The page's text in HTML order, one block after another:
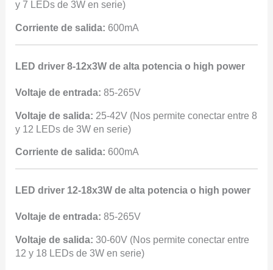
y 7 LEDs de 3W en serie)
Corriente de salida: 600mA
LED driver 8-12x3W de alta potencia o high power
Voltaje de entrada: 85-265V
Voltaje de salida: 25-42V (Nos permite conectar entre 8
y 12 LEDs de 3W en serie)
Corriente de salida: 600mA
LED driver 12-18x3W de alta potencia o high power
Voltaje de entrada: 85-265V
Voltaje de salida: 30-60V (Nos permite conectar entre
12 y 18 LEDs de 3W en serie)